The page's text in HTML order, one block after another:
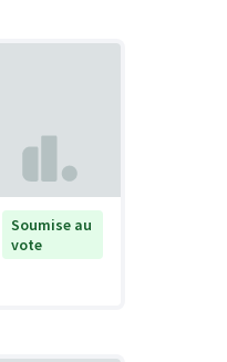
Soumise au
vote